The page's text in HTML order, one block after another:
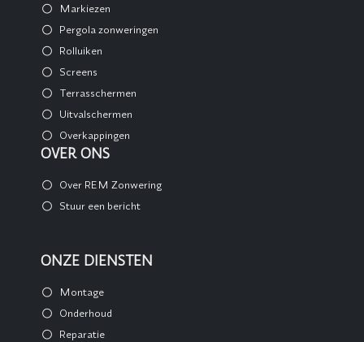
Markiezen
Pergola zonweringen
Rolluiken
Screens
Terrasschermen
Uitvalschermen
Overkappingen
OVER ONS
Over REM Zonwering
Stuur een bericht
ONZE DIENSTEN
Montage
Onderhoud
Reparatie